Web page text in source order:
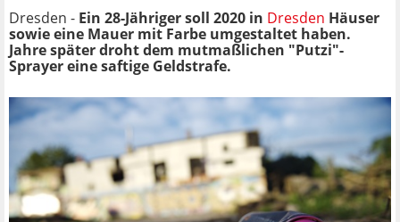
Dresden - Ein 28-Jähriger soll 2020 in Dresden Häuser
sowie eine Mauer mit Farbe umgestaltet haben.
Jahre später droht dem mutmaßlichen "Putzi"-
Sprayer eine saftige Geldstrafe.